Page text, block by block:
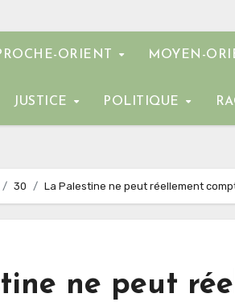
ORIENT MOYEN-
JUSTICE POLITIQUE
30 La Palestine ne peut réellement
ne peut